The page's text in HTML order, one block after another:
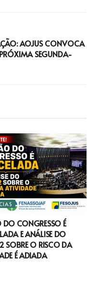
AOJUS CONVOCA
SEGUNDA-
DO CONGRESSO É
E ANÁLISE DO
SOBRE O RISCO DA
É ADIADA